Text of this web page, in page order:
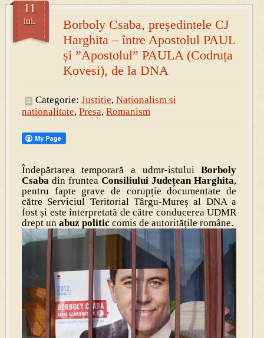
Borboly Csaba, președintele CJ
Harghita – între Apostolul PAUL
și ”Apostolul” PAULA (Codruța
Kovesi), de la DNA
11
iul.
Categorie: Justitie, Nationalism si
nationalitate, Presa, Romanism
Îndepărtarea temporară a udmr-istuluiBorboly
Csabadin frunteaConsiliului Județean Harghita,
pentru fapte grave de corupție documentate de
către Serviciul Teritorial Târgu-Mureș al DNA a
fost și este interpretată de către conducerea UDMR
drept un abuz politic comis de autoritățile române.